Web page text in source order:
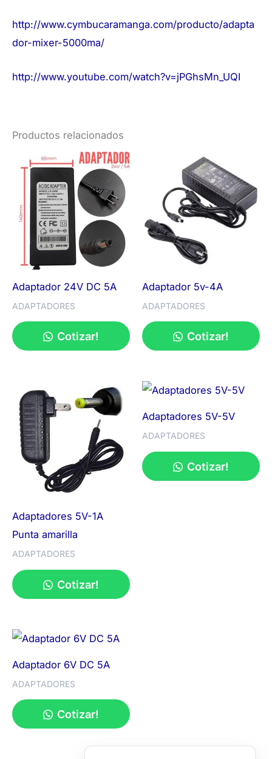
http://www.cymbucaramanga.com/producto/adapta
dor-mixer-5000ma/
http://www.youtube.com/watch?v=jPGhsMn_UQI
Productos relacionados
Adaptador 24V DC 5A
ADAPTADORES
Cotizar!
Adaptador 5v-4A
ADAPTADORES
Cotizar!
Adaptadores 5V-1A
Punta amarilla
ADAPTADORES
Cotizar!
Adaptadores 5V-5V
ADAPTADORES
Cotizar!
Adaptador 6V DC 5A
ADAPTADORES
Cotizar!